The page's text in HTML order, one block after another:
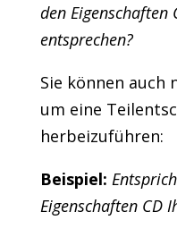
den Eigenschaften
entsprechen?
Sie können auch
um eine
herbeizuführen:
Beispiel:
Eigenschaften CD